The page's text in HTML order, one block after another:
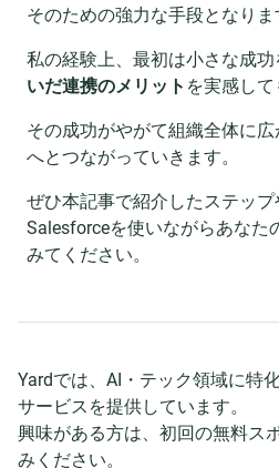
そのための強力な手段となりま
私の経験上、最初は小さな成功
いだ連携のメリット を実感して
その成功がやがて組織全体に
へとつながっていきます。
ぜひ本記事で紹介したステップ
Salesforceを使いながらあなた
みてください。
Yardでは、AI・テック領域に特
サービスを提供しています。
興味がある方は、初回の無料ス
みください。